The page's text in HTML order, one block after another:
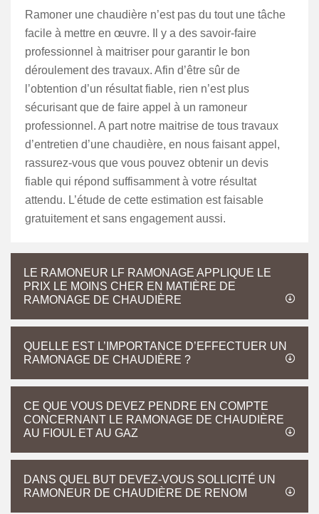
Ramoner une chaudière n’est pas du tout une tâche
facile à mettre en œuvre. Il y a des savoir-faire
professionnel à maitriser pour garantir le bon
déroulement des travaux. Afin d’être sûr de
l’obtention d’un résultat fiable, rien n’est plus
sécurisant que de faire appel à un ramoneur
professionnel. A part notre maitrise de tous travaux
d’entretien d’une chaudière, en nous faisant appel,
rassurez-vous que vous pouvez obtenir un devis
fiable qui répond suffisamment à votre résultat
attendu. L’étude de cette estimation est faisable
gratuitement et sans engagement aussi.
LE RAMONEUR LF RAMONAGE APPLIQUE LE
PRIX LE MOINS CHER EN MATIÈRE DE
RAMONAGE DE CHAUDIÈRE
QUELLE EST L’IMPORTANCE D’EFFECTUER UN
RAMONAGE DE CHAUDIÈRE ?
CE QUE VOUS DEVEZ PENDRE EN COMPTE
CONCERNANT LE RAMONAGE DE CHAUDIÈRE
AU FIOUL ET AU GAZ
DANS QUEL BUT DEVEZ-VOUS SOLLICITÉ UN
RAMONEUR DE CHAUDIÈRE DE RENOM